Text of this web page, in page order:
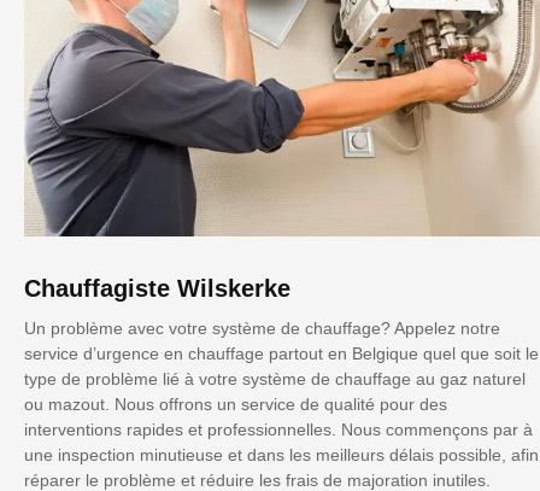
Chauffagiste Wilskerke
Un problème avec votre système de chauffage? Appelez notre
service d’urgence en chauffage partout en Belgique quel que soit le
type de problème lié à votre système de chauffage au gaz naturel
ou mazout. Nous offrons un service de qualité pour des
interventions rapides et professionnelles. Nous commençons par à
une inspection minutieuse et dans les meilleurs délais possible, afin
réparer le problème et réduire les frais de majoration inutiles.